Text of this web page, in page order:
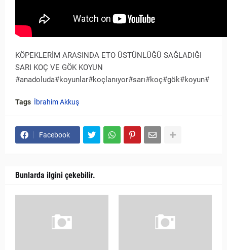
KÖPEKLERİM ARASINDA ETO ÜSTÜNLÜĞÜ SAĞLADIĞI
SARI KOÇ VE GÖK KOYUN
#anadoluda#koyunlar#koçlanıyor#sarı#koç#gök#koyun#
Tags İbrahim Akkuş
Facebook
Bunlarda ilgini çekebilir.